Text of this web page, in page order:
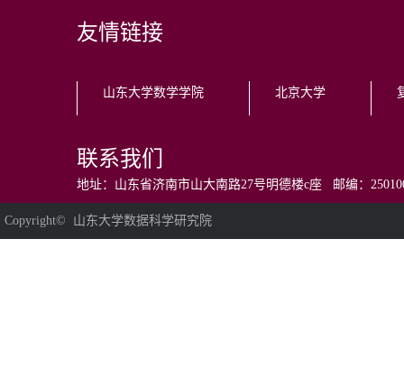
友情链接
山东大学数学学院 北京大学
联系我们
地址：山东省济南市山大南路27号明德楼c座 邮编：
Copyright© 山东大学数据科学研究院